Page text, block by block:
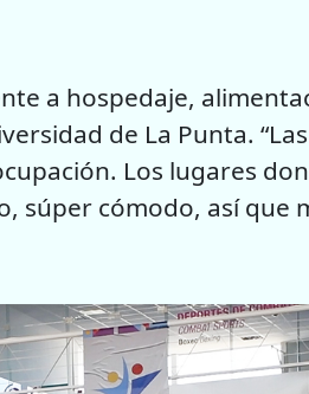
a hospedaje,
de La Punta.
Los lugares
súper cómodo, así que